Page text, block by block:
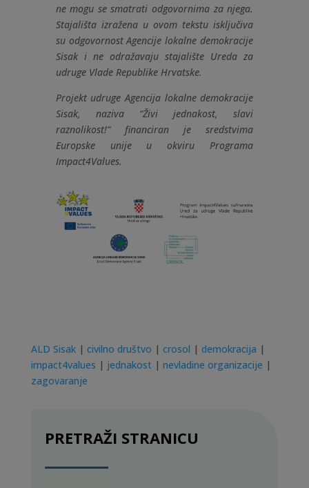
ne mogu se smatrati odgovornima za njega.
Stajališta izražena u ovom tekstu isključiva
su odgovornost Agencije lokalne demokracije
Sisak i ne odražavaju stajalište Ureda za
udruge Vlade Republike Hrvatske.
Projekt udruge Agencija lokalne demokracije
Sisak, naziva “Živi jednakost, slavi
raznolikost!” financiran je sredstvima
Europske unije u okviru Programa
Impact4Values.
ALD Sisak| civilno društvo | crosol | demokracija |
impact4values | jednakost | nevladine organizacije |
zagovaranje
PRETRAŽI STRANICU